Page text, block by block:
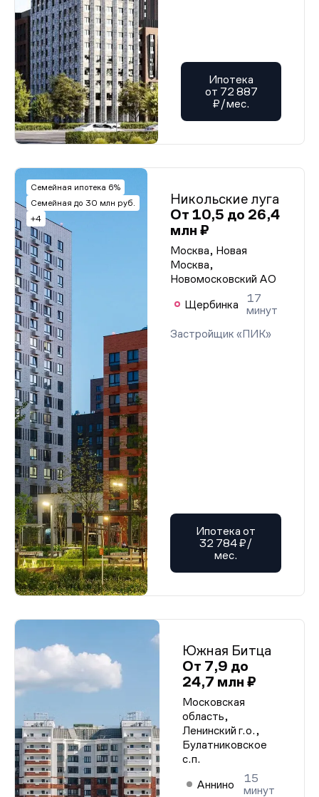
Ипотека
от 72 887
₽/мес.
Семейная ипотека 6%
Семейная до 30 млн руб.
+4
Никольские луга
От 10,5 до 26,4
млн ₽
Москва, Новая
Москва,
Новомосковский АО
Щербинка
17
минут
Застройщик «ПИК»
Ипотека от
32 784 ₽/
мес.
Южная Битца
От 7,9 до
24,7 млн ₽
Московская
область,
Ленинский г.о.,
Булатниковское
с.п.
Аннино
15
минут